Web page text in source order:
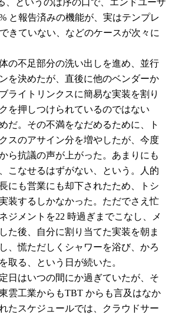
、というのは序の口で、エンドユーザ
と報告済みの機能が、実はテンプレ
きていない、などのケースが次々に
の不足部分の洗い出しを進め、並行
を決めたが、直後に他のベンダーか
ライトリンクスに簡易な実装を割り
を押しつけられているのではない
だ。その不満をなだめるために、ト
スのアサイン分を増やしたが、今度
ら抗議の声が上がった。あまりにも
こなせるはずがない、という。人的
にも営業にも却下されたため、トシ
装するしかなかった。ただでさえ忙
ジメントを22 時過ぎまでこなし、メ
た後、自分に割り当てた実装を朝ま
、慌ただしくシャワーを浴び、かろ
取る、という日が続いた。
日はいつの間にか過ぎていたが、そ
雲工業からもTBT からも言及はなか
たスケジュールでは、クラウドサー